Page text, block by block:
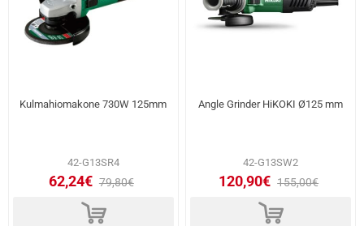
Kulmahiomakone 730W 125mm
42-G13SR4
62,24€ 79,80€
d
Angle Grinder HiKOKI Ø125 mm
42-G13SW2
120,90€ 155,00€
d